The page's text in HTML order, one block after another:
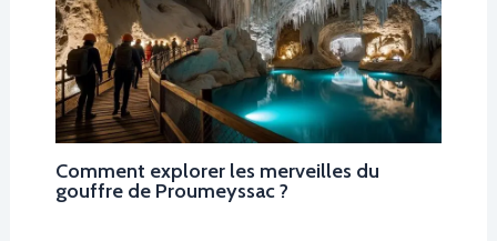
Comment explorer les merveilles du
gouffre de Proumeyssac ?